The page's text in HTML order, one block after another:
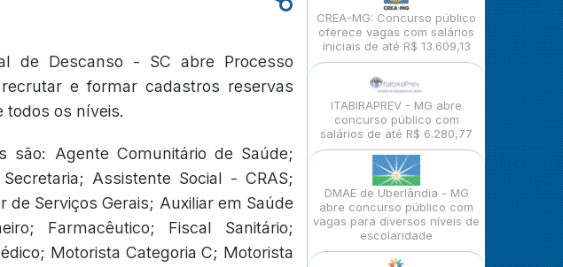
de Descanso - SC abre Processo
e formar cadastros reservas
todos os níveis.
são: Agente Comunitário de Saúde;
Assistente Social - CRAS;
Serviços Gerais; Auxiliar em Saúde
Farmacêutico; Fiscal Sanitário;
Motorista Categoria C; Motorista
CREA-MG: Concurso público
oferece vagas com salários
iniciais de até R$ 13.609,13
ITABIRAPREV - MG abre
concurso público com
salários de até R$ 6.280,77
DMAE de Uberlândia - MG
abre concurso público com
vagas para diversos níveis de
escolaridade